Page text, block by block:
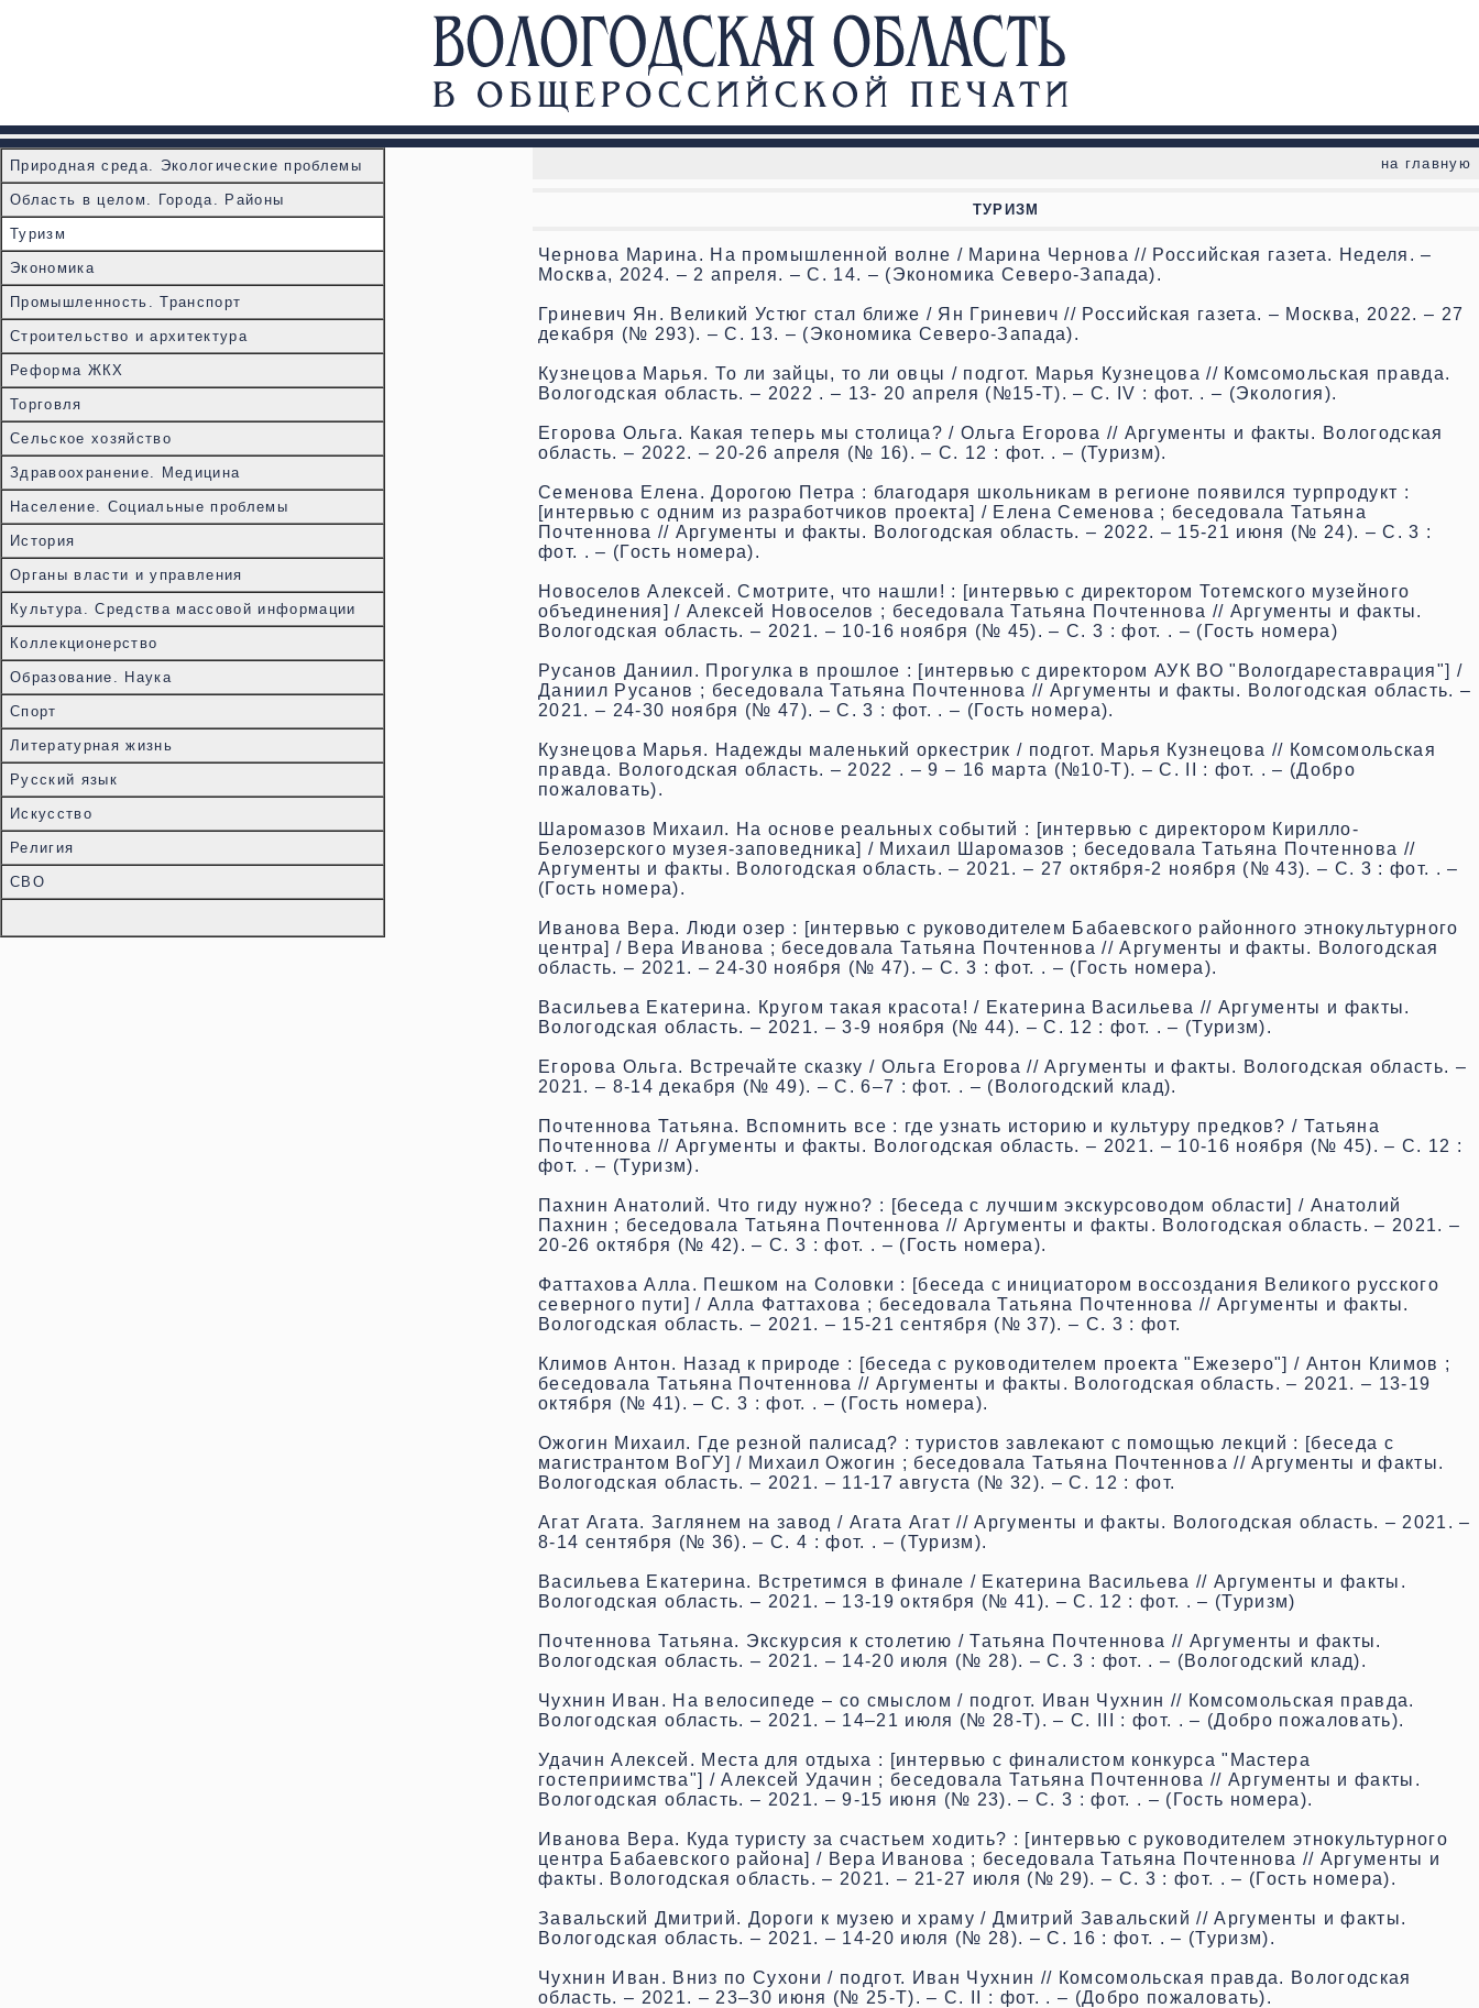
Природная среда. Экологические проблемы
Область в целом. Города. Районы
Туризм
Экономика
Промышленность. Транспорт
Строительство и архитектура
Реформа ЖКХ
Торговля
Сельское хозяйство
Здравоохранение. Медицина
Население. Социальные проблемы
История
Органы власти и управления
Культура. Средства массовой информации
Коллекционерство
Образование. Наука
Спорт
Литературная жизнь
Русский язык
Искусство
Религия
СВО
на главную
ТУРИЗМ
Чернова Марина. На промышленной волне / Марина Чернова // Российская газета. Неделя. –
Москва, 2024. – 2 апреля. – С. 14. – (Экономика Северо-Запада).
Гриневич Ян. Великий Устюг стал ближе / Ян Гриневич // Российская газета. – Москва, 2022. – 27
декабря (№ 293). – С. 13. – (Экономика Северо-Запада).
Кузнецова Марья. То ли зайцы, то ли овцы / подгот. Марья Кузнецова // Комсомольская правда.
Вологодская область. – 2022 . – 13- 20 апреля (№15-Т). – С. IV : фот. . – (Экология).
Егорова Ольга. Какая теперь мы столица? / Ольга Егорова // Аргументы и факты. Вологодская
область. – 2022. – 20-26 апреля (№ 16). – С. 12 : фот. . – (Туризм).
Семенова Елена. Дорогою Петра : благодаря школьникам в регионе появился турпродукт :
[интервью с одним из разработчиков проекта] / Елена Семенова ; беседовала Татьяна
Почтеннова // Аргументы и факты. Вологодская область. – 2022. – 15-21 июня (№ 24). – С. 3 :
фот. . – (Гость номера).
Новоселов Алексей. Смотрите, что нашли! : [интервью с директором Тотемского музейного
объединения] / Алексей Новоселов ; беседовала Татьяна Почтеннова // Аргументы и факты.
Вологодская область. – 2021. – 10-16 ноября (№ 45). – С. 3 : фот. . – (Гость номера)
Русанов Даниил. Прогулка в прошлое : [интервью с директором АУК ВО "Вологдареставрация"] /
Даниил Русанов ; беседовала Татьяна Почтеннова // Аргументы и факты. Вологодская область. –
2021. – 24-30 ноября (№ 47). – С. 3 : фот. . – (Гость номера).
Кузнецова Марья. Надежды маленький оркестрик / подгот. Марья Кузнецова // Комсомольская
правда. Вологодская область. – 2022 . – 9 – 16 марта (№10-Т). – С. II : фот. . – (Добро
пожаловать).
Шаромазов Михаил. На основе реальных событий : [интервью с директором Кирилло-
Белозерского музея-заповедника] / Михаил Шаромазов ; беседовала Татьяна Почтеннова //
Аргументы и факты. Вологодская область. – 2021. – 27 октября-2 ноября (№ 43). – С. 3 : фот. . –
(Гость номера).
Иванова Вера. Люди озер : [интервью с руководителем Бабаевского районного этнокультурного
центра] / Вера Иванова ; беседовала Татьяна Почтеннова // Аргументы и факты. Вологодская
область. – 2021. – 24-30 ноября (№ 47). – С. 3 : фот. . – (Гость номера).
Васильева Екатерина. Кругом такая красота! / Екатерина Васильева // Аргументы и факты.
Вологодская область. – 2021. – 3-9 ноября (№ 44). – С. 12 : фот. . – (Туризм).
Егорова Ольга. Встречайте сказку / Ольга Егорова // Аргументы и факты. Вологодская область. –
2021. – 8-14 декабря (№ 49). – С. 6–7 : фот. . – (Вологодский клад).
Почтеннова Татьяна. Вспомнить все : где узнать историю и культуру предков? / Татьяна
Почтеннова // Аргументы и факты. Вологодская область. – 2021. – 10-16 ноября (№ 45). – С. 12 :
фот. . – (Туризм).
Пахнин Анатолий. Что гиду нужно? : [беседа с лучшим экскурсоводом области] / Анатолий
Пахнин ; беседовала Татьяна Почтеннова // Аргументы и факты. Вологодская область. – 2021. –
20-26 октября (№ 42). – С. 3 : фот. . – (Гость номера).
Фаттахова Алла. Пешком на Соловки : [беседа с инициатором воссоздания Великого русского
северного пути] / Алла Фаттахова ; беседовала Татьяна Почтеннова // Аргументы и факты.
Вологодская область. – 2021. – 15-21 сентября (№ 37). – С. 3 : фот.
Климов Антон. Назад к природе : [беседа с руководителем проекта "Ежезеро"] / Антон Климов ;
беседовала Татьяна Почтеннова // Аргументы и факты. Вологодская область. – 2021. – 13-19
октября (№ 41). – С. 3 : фот. . – (Гость номера).
Ожогин Михаил. Где резной палисад? : туристов завлекают с помощью лекций : [беседа с
магистрантом ВоГУ] / Михаил Ожогин ; беседовала Татьяна Почтеннова // Аргументы и факты.
Вологодская область. – 2021. – 11-17 августа (№ 32). – С. 12 : фот.
Агат Агата. Заглянем на завод / Агата Агат // Аргументы и факты. Вологодская область. – 2021. –
8-14 сентября (№ 36). – С. 4 : фот. . – (Туризм).
Васильева Екатерина. Встретимся в финале / Екатерина Васильева // Аргументы и факты.
Вологодская область. – 2021. – 13-19 октября (№ 41). – С. 12 : фот. . – (Туризм)
Почтеннова Татьяна. Экскурсия к столетию / Татьяна Почтеннова // Аргументы и факты.
Вологодская область. – 2021. – 14-20 июля (№ 28). – С. 3 : фот. . – (Вологодский клад).
Чухнин Иван. На велосипеде – со смыслом / подгот. Иван Чухнин // Комсомольская правда.
Вологодская область. – 2021. – 14–21 июля (№ 28-Т). – С. III : фот. . – (Добро пожаловать).
Удачин Алексей. Места для отдыха : [интервью с финалистом конкурса "Мастера
гостеприимства"] / Алексей Удачин ; беседовала Татьяна Почтеннова // Аргументы и факты.
Вологодская область. – 2021. – 9-15 июня (№ 23). – С. 3 : фот. . – (Гость номера).
Иванова Вера. Куда туристу за счастьем ходить? : [интервью с руководителем этнокультурного
центра Бабаевского района] / Вера Иванова ; беседовала Татьяна Почтеннова // Аргументы и
факты. Вологодская область. – 2021. – 21-27 июля (№ 29). – С. 3 : фот. . – (Гость номера).
Завальский Дмитрий. Дороги к музею и храму / Дмитрий Завальский // Аргументы и факты.
Вологодская область. – 2021. – 14-20 июля (№ 28). – С. 16 : фот. . – (Туризм).
Чухнин Иван. Вниз по Сухони / подгот. Иван Чухнин // Комсомольская правда. Вологодская
область. – 2021. – 23–30 июня (№ 25-Т). – С. II : фот. . – (Добро пожаловать).